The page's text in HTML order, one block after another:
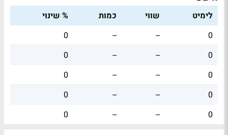
לימיט שווי כמות
% שינוי
0
--
--
0
0
--
--
0
0
--
--
0
0
--
--
0
0
--
--
0